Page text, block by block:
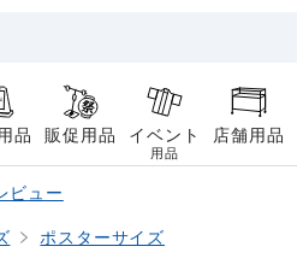
品 販促用品 イベント
用品
店舗用品
ビュー
ポスターサイズ